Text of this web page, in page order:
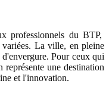
professionnels du BTP,
variées. La ville, en pleine
Pour ceux qui
une destination
et l'innovation.